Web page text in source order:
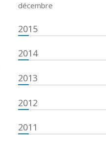
décembre
2015
2014
2013
2012
2011